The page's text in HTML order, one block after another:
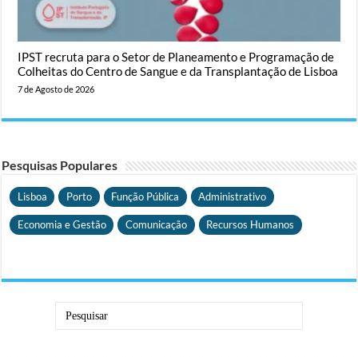
IPST recruta para o Setor de Planeamento e Programação de
Colheitas do Centro de Sangue e da Transplantação de Lisboa
7 de Agosto de 2026
Pesquisas Populares
Lisboa Porto Função Pública Administrativo
Economia e Gestão Comunicação Recursos Humanos